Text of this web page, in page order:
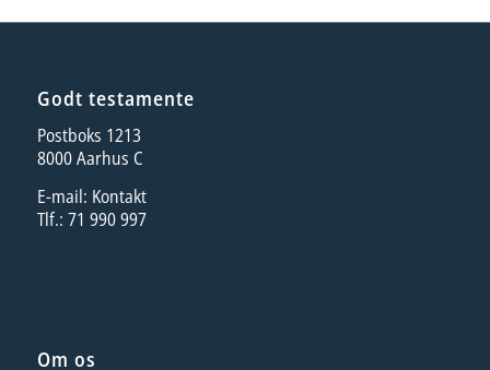
Godt testamente
Postboks 1213
8000 Aarhus C
E-mail: Kontakt
Tlf.: 71 990 997
Om os